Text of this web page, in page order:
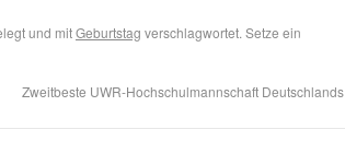
und mitGeburtstag verschlagwortet. Setze ein
Zweitbeste UWR-Hochschulmannschaft Deutschlands